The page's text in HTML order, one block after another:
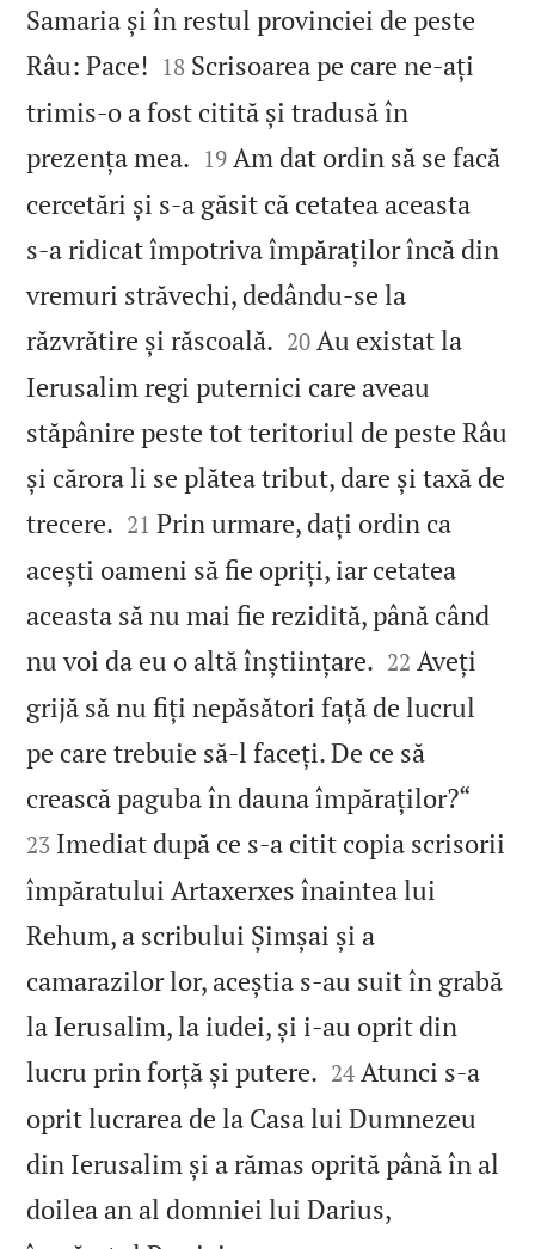
Samaria și în restul provinciei de peste
Râu: Pace! 

18 Scrisoarea pe care ne‑ați
trimis‑o a fost citită și tradusă în
prezența mea. 

19 Am dat ordin să se facă
cercetări și s‑a găsit că cetatea aceasta
s‑a ridicat împotriva împăraților încă din
vremuri străvechi, dedându‑se la
răzvrătire și răscoală. 

20 Au existat la
Ierusalim regi puternici care aveau
stăpânire peste tot teritoriul de peste Râu
și cărora li se plătea tribut, dare și taxă de
trecere. 

21 Prin urmare, dați ordin ca
acești oameni să fie opriți, iar cetatea
aceasta să nu mai fie rezidită, până când
nu voi da eu o altă înștiințare. 

22 Aveți
grijă să nu fiți nepăsători față de lucrul
pe care trebuie să‑l faceți. De ce să
crească paguba în dauna împăraților?“
23 Imediat după ce s‑a citit copia scrisorii
împăratului Artaxerxes înaintea lui
Rehum, a scribului Șimșai și a
camarazilor lor, aceștia s‑au suit în grabă
la Ierusalim, la iudei, și i‑au oprit din
lucru prin forță și putere. 

24 Atunci s‑a
oprit lucrarea de la Casa lui Dumnezeu
din Ierusalim și a rămas oprită până în al
doilea an al domniei lui Darius,